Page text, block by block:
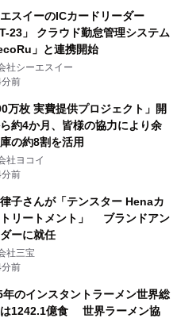
スイーのICカードリーダー
23」 クラウド勤怠管理システム
」と連携開始
社シーエスイー
前
万枚 実費提供プロジェクト」開
約4か月、皆様の協力により余
の約8割を活用
社ヨコイ
前
子さんが「テンスター Henaカ
リートメント」 ブランドアン
ーに就任
社三宝
前
年のインスタントラーメン世界総
1242.1億食 世界ラーメン協